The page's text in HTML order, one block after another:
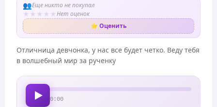
👥Еще никто не покупал
★ ★ ★ ★ ★Нет оценок
⭐ Оценить
Отличница девчонка, у нас все будет четко. Веду тебя
в волшебный мир за рученку
0:00